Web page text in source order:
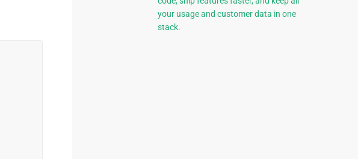
your usage and customer data in one
stack.